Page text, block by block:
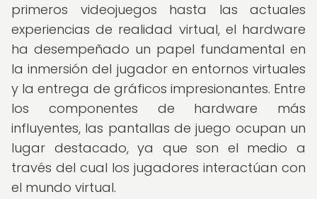
primeros videojuegos hasta las actuales
experiencias de realidad virtual, el hardware
ha desempeñado un papel fundamental en
la inmersión del jugador en entornos virtuales
y la entrega de gráficos impresionantes. Entre
los componentes de hardware más
influyentes, las pantallas de juego ocupan un
lugar destacado, ya que son el medio a
través del cual los jugadores interactúan con
el mundo virtual.